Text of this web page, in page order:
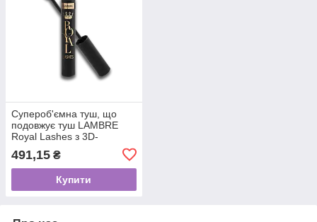
Супероб'ємна туш, що
подовжує туш LAMBRE
Royal Lashes з 3D-
491,15 ₴
Купити